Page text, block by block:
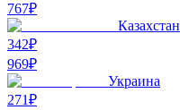
767₽
Казахстан
342₽
969₽
Украина
271₽